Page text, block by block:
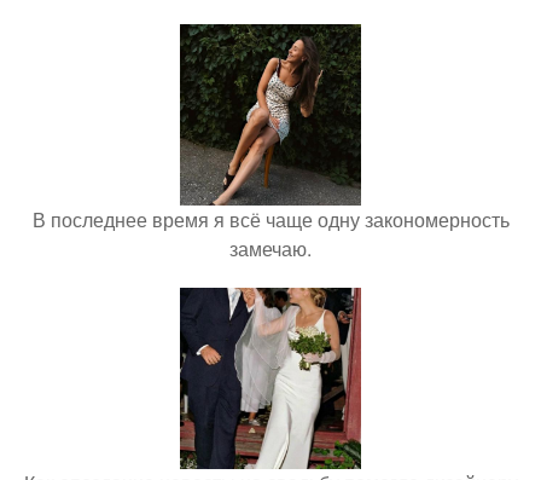
В последнее время я всё чаще одну закономерность
замечаю.